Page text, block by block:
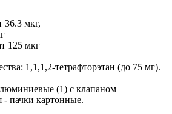
36.3 мкг,
125 мкг
1,1,1,2-тетрафторэтан (до 75 мг).
(1) с клапаном
- пачки картонные.